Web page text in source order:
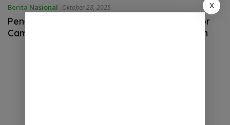
Berita Nasional Oktober 28, 2025
Penertiban Lahan Untuk Pembangunan Kantor
Camat Tanjung Morawa Di Waarnai Kericuhan
X